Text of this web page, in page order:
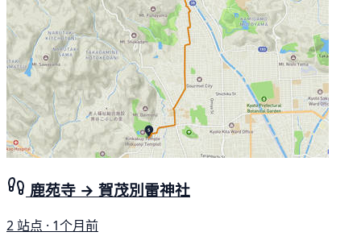
鹿苑寺 → 賀茂別雷神社
2 站点 · 1个月前